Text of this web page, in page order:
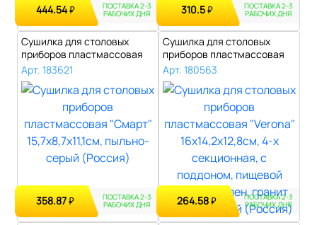
444.54₽ ПОСТАВКА 2-3
РАБОЧИХ ДНЯ 310.5₽ ПОСТАВКА 2-3
РАБОЧИХ ДНЯ
Сушилка для столовых
приборов пластмассовая
"Смарт" 15,..
Арт. 183621
358.87₽ ПОСТАВКА 2-3
РАБОЧИХ ДНЯ
Сушилка для столовых
приборов пластмассовая
"Verona" 16..
Арт. 180563
264.58₽ ПОСТАВКА 2-3
РАБОЧИХ ДНЯ